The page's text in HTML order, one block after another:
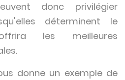
donc privilégier
déterminent le
les meilleures
donne un exemple de